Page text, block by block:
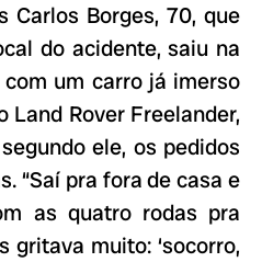
Carlos Borges, 70, que
do acidente, saiu na
um carro já imerso
Land Rover Freelander,
ele, os pedidos
“Saí pra fora de casa e
as quatro rodas pra
gritava muito: ‘socorro,